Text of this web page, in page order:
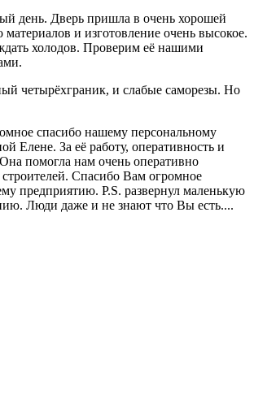
день. Дверь пришла в очень хорошей
материалов и изготовление очень высокое.
холодов. Проверим её нашими
четырёхграник, и слабые саморезы. Но
спасибо нашему персональному
Елене. За её работу, оперативность и
помогла нам очень оперативно
строителей. Спасибо Вам огромное
предприятию. P.S. развернул маленькую
Люди даже и не знают что Вы есть....